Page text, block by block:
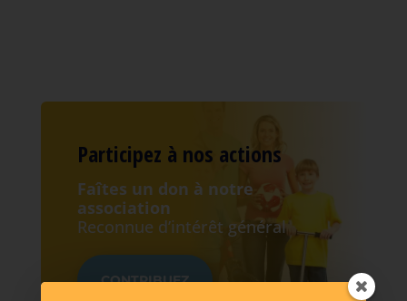
Participez à nos actions
Faîtes un don à notre
association
Reconnue d’intérêt général
CONTRIBUEZ